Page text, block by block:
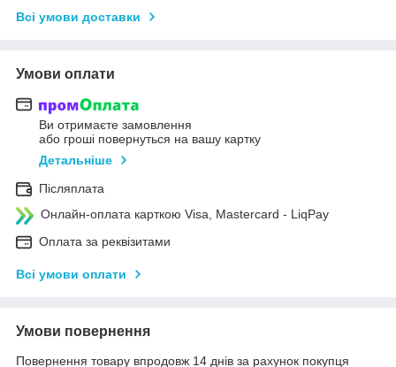
Всі умови доставки
Умови оплати
Ви отримаєте замовлення
або гроші повернуться на вашу картку
Детальніше
Післяплата
Онлайн-оплата карткою Visa, Mastercard - LiqPay
Оплата за реквізитами
Всі умови оплати
Умови повернення
Повернення товару впродовж 14 днів за рахунок покупця